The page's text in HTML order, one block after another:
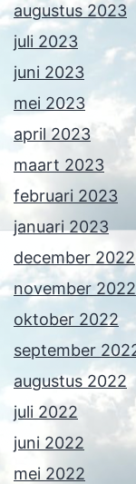
augustus 2023
juli 2023
juni 2023
mei 2023
april 2023
maart 2023
februari 2023
januari 2023
december 2022
november 2022
oktober 2022
september
augustus 2022
juli 2022
juni 2022
mei 2022